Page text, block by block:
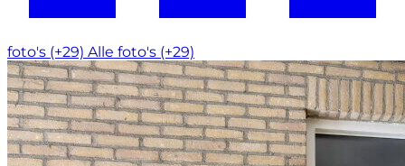
foto's (+29) Alle foto's (+29)